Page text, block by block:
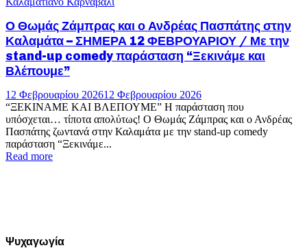
Ο Θωμάς Ζάμπρας και ο Ανδρέας Πασπάτης στην
Καλαμάτα – ΣΗΜΕΡΑ 12 ΦΕΒΡΟΥΑΡΙΟΥ / Με την
stand-up comedy παράσταση “Ξεκινάμε και
Βλέπουμε”
12 Φεβρουαρίου 202612 Φεβρουαρίου 2026
“ΞΕΚΙΝΑΜΕ ΚΑΙ ΒΛΕΠΟΥΜΕ” Η παράσταση που
υπόσχεται… τίποτα απολύτως! Ο Θωμάς Ζάμπρας και ο Ανδρέας
Πασπάτης ζωντανά στην Καλαμάτα με την stand-up comedy
παράσταση “Ξεκινάμε...
Read more
Ψυχαγωγία